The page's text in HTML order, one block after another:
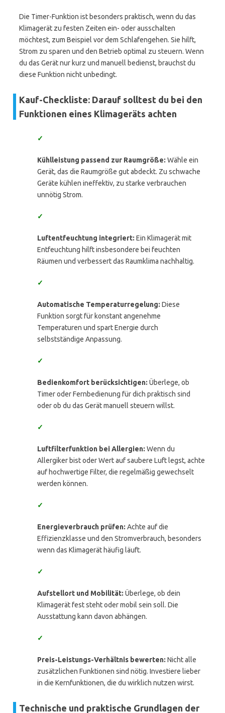
Die Timer-Funktion ist besonders praktisch, wenn du das
Klimagerät zu festen Zeiten ein- oder ausschalten
möchtest, zum Beispiel vor dem Schlafengehen. Sie hilft,
Strom zu sparen und den Betrieb optimal zu steuern. Wenn
du das Gerät nur kurz und manuell bedienst, brauchst du
diese Funktion nicht unbedingt.
Kauf-Checkliste: Darauf solltest du bei den
Funktionen eines Klimageräts achten
✓
Kühlleistung passend zur Raumgröße: Wähle ein
Gerät, das die Raumgröße gut abdeckt. Zu schwache
Geräte kühlen ineffektiv, zu starke verbrauchen
unnötig Strom.
✓
Luftentfeuchtung integriert: Ein Klimagerät mit
Entfeuchtung hilft insbesondere bei feuchten
Räumen und verbessert das Raumklima nachhaltig.
✓
Automatische Temperaturregelung: Diese
Funktion sorgt für konstant angenehme
Temperaturen und spart Energie durch
selbstständige Anpassung.
✓
Bedienkomfort berücksichtigen: Überlege, ob
Timer oder Fernbedienung für dich praktisch sind
oder ob du das Gerät manuell steuern willst.
✓
Luftfilterfunktion bei Allergien: Wenn du
Allergiker bist oder Wert auf saubere Luft legst, achte
auf hochwertige Filter, die regelmäßig gewechselt
werden können.
✓
Energieverbrauch prüfen: Achte auf die
Effizienzklasse und den Stromverbrauch, besonders
wenn das Klimagerät häufig läuft.
✓
Aufstellort und Mobilität: Überlege, ob dein
Klimagerät fest steht oder mobil sein soll. Die
Ausstattung kann davon abhängen.
✓
Preis-Leistungs-Verhältnis bewerten: Nicht alle
zusätzlichen Funktionen sind nötig. Investiere lieber
in die Kernfunktionen, die du wirklich nutzen wirst.
Technische und praktische Grundlagen der